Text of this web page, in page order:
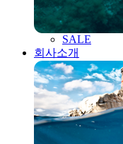
SALE
회사소개